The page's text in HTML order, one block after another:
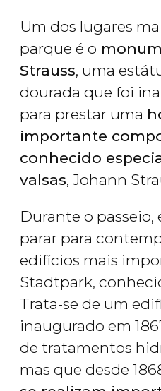
Um dos lugares
parque é o
Strauss, uma
dourada que foi
para prestar uma
importante
conhecido
valsas, Johann
Durante o
parar para
edifícios mais
Stadtpark,
Trata-se de um
inaugurado em
de tratamentos
mas que desde